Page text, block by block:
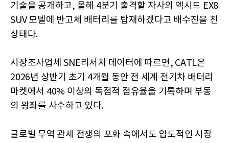
기술을 공개하고, 올해 4분기 출격할 자사의 엑시드 EX8
SUV 모델에 반고체 배터리를 탑재하겠다고 배수진을 친
상태다.
시장조사업체 SNE리서치 데이터에 따르면, CATL은
2026년 상반기 초기 4개월 동안 전 세계 전기차 배터리
마켓에서 40% 이상의 독점적 점유율을 기록하며 부동
의 왕좌를 사수하고 있다.
글로벌 무역 관세 전쟁의 포화 속에서도 압도적인 시장